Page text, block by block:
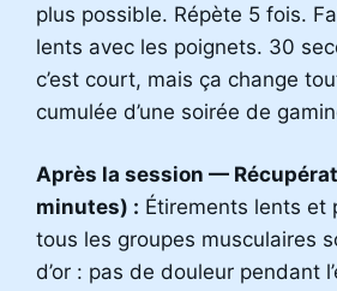
plus possible. Répète 5 fois.
lents avec les poignets. 30
c’est court, mais ça change
cumulée d’une soirée de
Après la session —
minutes) : Étirements lents et
tous les groupes musculaires
d’or : pas de douleur pendant